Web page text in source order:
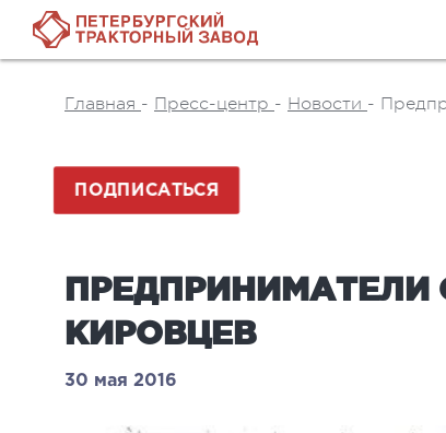
Главная - Пресс-центр - Новости -
ПОДПИСАТЬСЯ
ПРЕДПРИНИМАТЕЛИ
КИРОВЦЕВ
30 мая 2016